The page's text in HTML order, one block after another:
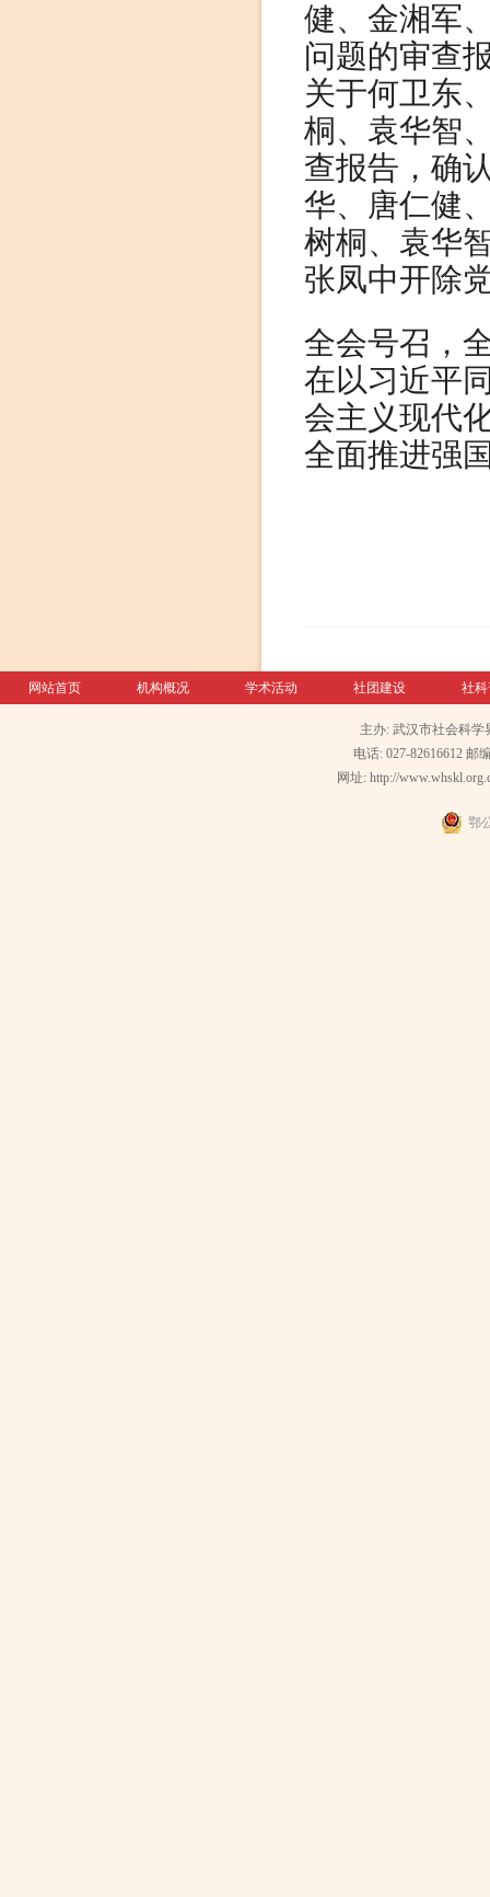
健、金湘军
问题的审查
关于何卫东
桐、袁华智
查报告，确
华、唐仁健
树桐、袁华
张凤中开除
全会号召，
在以习近平
会主义现代
全面推进强
网站首页 机构概况 学术活动 社团建设 社
主办: 武汉市社会科学
电话: 027-82616612 邮
网址: http://
鄂